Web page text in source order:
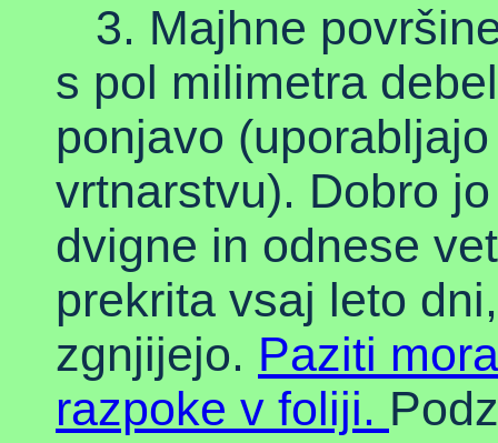
3. Majhne
s pol milimetra
ponjavo
vrtnarstvu). Dobro
dvigne in odnese
prekrita vsaj leto
zgnjijejo. Paziti
razpoke v foliji.